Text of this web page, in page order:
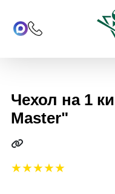
Чехол на 1
Master"